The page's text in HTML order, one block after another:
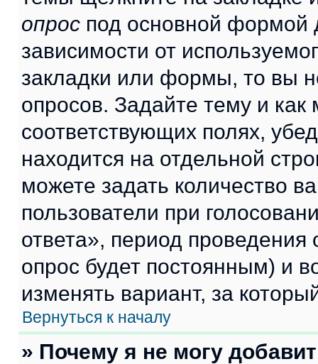
опрос под основной формой
зависимости от
закладки или формы, то вы
опросов. Задайте тему и
соответствующих полях,
находится на отдельной
можете задать количество
пользователи при
ответа», период проведения
опрос будет постоянным) и
изменять вариант, за
Вернуться к началу
» Почему я не могу